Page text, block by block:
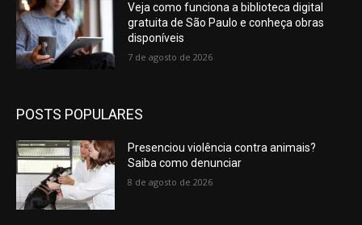
Veja como funciona a biblioteca digital
gratuita de São Paulo e conheça obras
disponíveis
7 de agosto de 2026
POSTS POPULARES
Presenciou violência contra animais?
Saiba como denunciar
8 de agosto de 2026